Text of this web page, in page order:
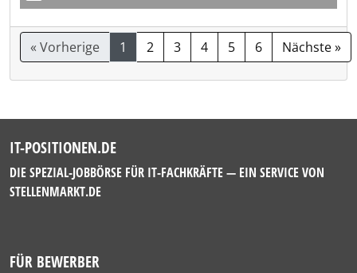
« Vorherige 1 2 3 4 5 6 Nächste »
IT-POSITIONEN.DE
DIE SPEZIAL-JOBBÖRSE FÜR IT-FACHKRÄFTE — EIN SERVICE VON
STELLENMARKT.DE
FÜR BEWERBER